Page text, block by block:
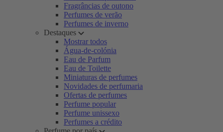
Fragrâncias de outono
Perfumes de verão
Perfumes de inverno
Destaques
Mostrar todos
Água-de-colónia
Eau de Parfum
Eau de Toilette
Miniaturas de perfumes
Novidades de perfumaria
Ofertas de perfumes
Perfume popular
Perfume unissexo
Perfumes a crédito